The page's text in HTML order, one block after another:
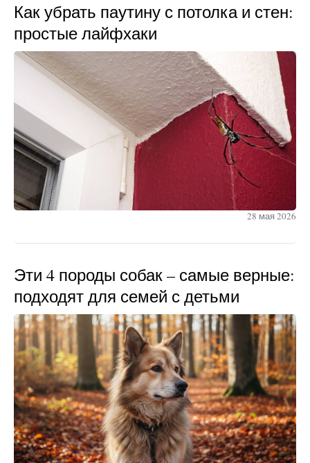
Как убрать паутину с потолка и стен:
простые лайфхаки
28 мая 2026
Эти 4 породы собак – самые верные:
подходят для семей с детьми